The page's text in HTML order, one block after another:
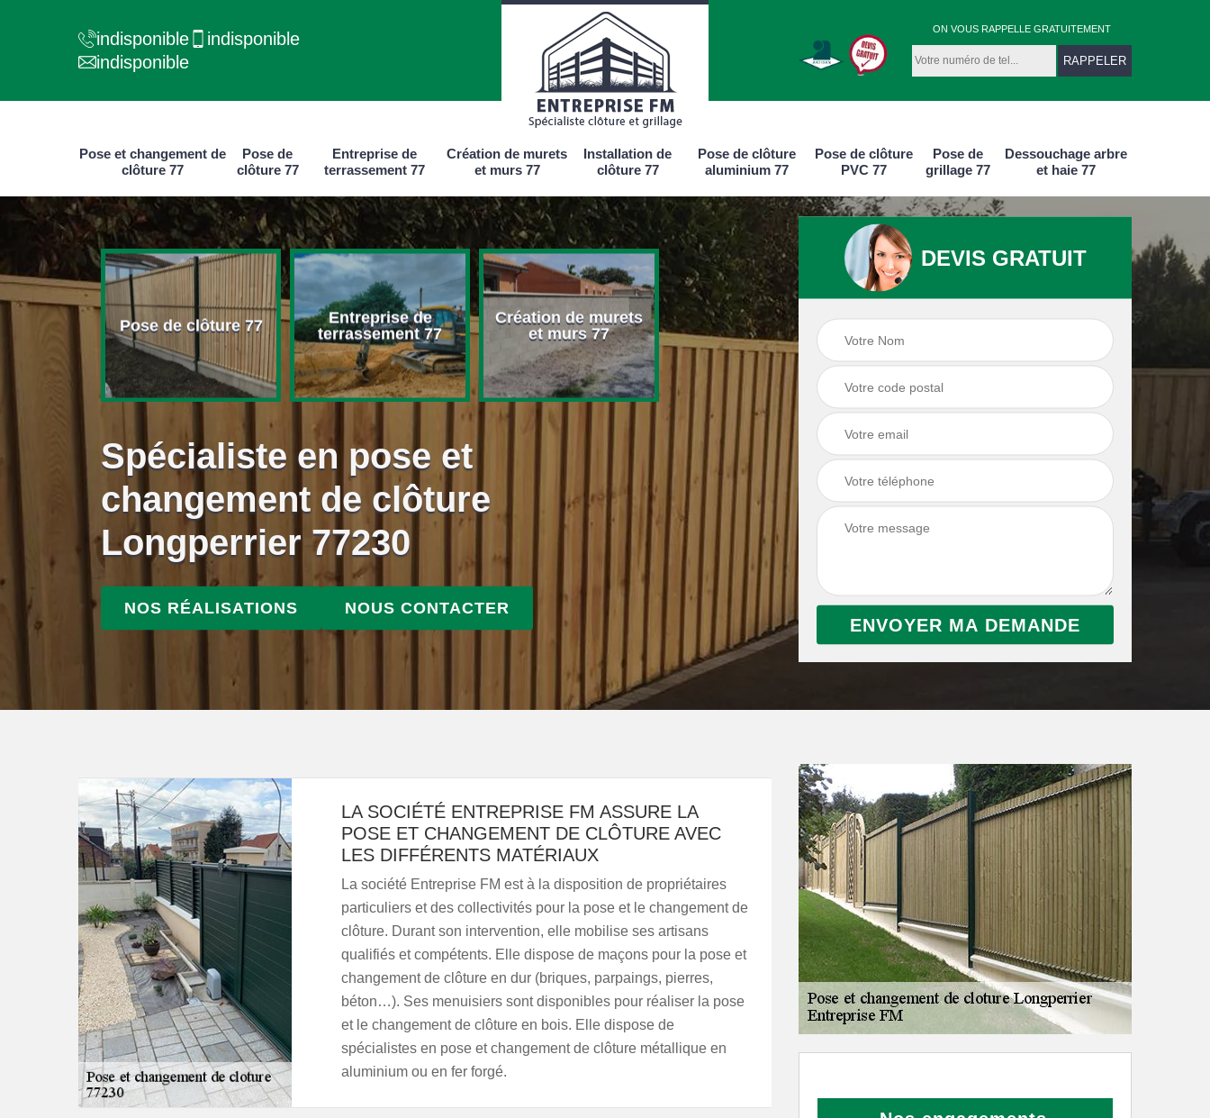
indisponible
indisponible
indisponible
ON VOUS RAPPELLE GRATUITEMENT
Pose et changement de
clôture 77
Pose de
clôture 77
Entreprise de
terrassement 77
Création de murets
et murs 77
Installation de
clôture 77
Pose de clôture
aluminium 77
Pose de clôture
PVC 77
Pose de
grillage 77
Dessouchage arbre
et haie 77
et
de
Pose de clôture 77
Entreprise de
terrassement 77
Création de murets
et murs 77
Installation de
clôture 77
Pose de clôture
Pose de clôture
PVC 77
Spécialiste en pose et
changement de clôture
Longperrier 77230
NOS RÉALISATIONS NOUS CONTACTER
DEVIS GRATUIT
LA SOCIÉTÉ ENTREPRISE FM ASSURE LA
POSE ET CHANGEMENT DE CLÔTURE AVEC
LES DIFFÉRENTS MATÉRIAUX
La société Entreprise FM est à la disposition de propriétaires
particuliers et des collectivités pour la pose et le changement de
clôture. Durant son intervention, elle mobilise ses artisans
qualifiés et compétents. Elle dispose de maçons pour la pose et
changement de clôture en dur (briques, parpaings, pierres,
béton…). Ses menuisiers sont disponibles pour réaliser la pose
et le changement de clôture en bois. Elle dispose de
spécialistes en pose et changement de clôture métallique en
aluminium ou en fer forgé.